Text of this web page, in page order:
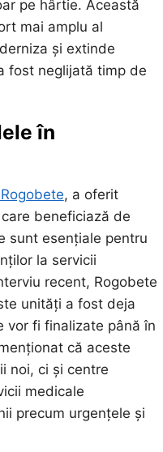
pe hârtie. Această
mai amplu al
și extinde
fost neglijată timp de
în
, a oferit
beneficiază de
sunt esențiale pentru
la servicii
recent, Rogobete
unități a fost deja
vor fi finalizate până în
că aceste
noi, ci și centre
medicale
precum urgențele și